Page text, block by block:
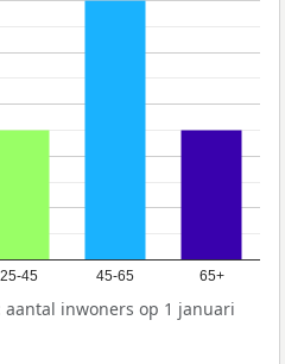
25-45 45-65 65+
inwoners op 1 januari